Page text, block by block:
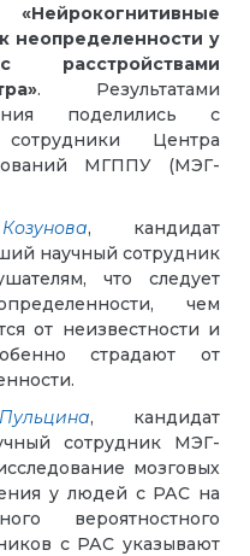
«Нейрокогнитивные
неопределенности у
. Результатами
поделились с
Центра
МГППУ (МЭГ-
, кандидат
научный сотрудник
что следует
чем
от неизвестности и
страдают от
, кандидат
сотрудник МЭГ-
мозговых
у людей с РАС на
вероятностного
с РАС указывают